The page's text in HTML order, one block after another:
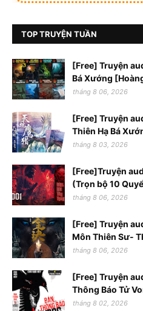
TOP TRUYỆN TUẦN
[Free] Truyện
Bá Xướng
tháng 8 06, 2026
[Free] Truyện
Thiên Hạ Bá
tháng 8 03, 2026
[Free]Truyện
(Trọn bộ 10
tháng 8 06, 2026
[Free] Truyện
Môn Thiên Sư-
tháng 8 06, 2026
[Free] Truyện
Thông Báo Tử
tháng 8 02, 2026